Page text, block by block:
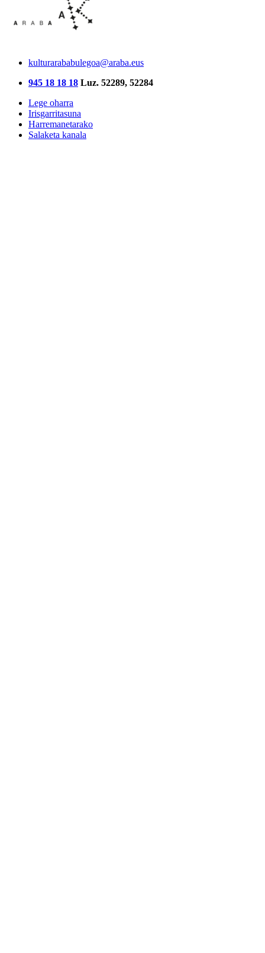
kulturarababulegoa@araba.eus
945 18 18 18 Luz. 52289, 52284
Lege oharra
Irisgarritasuna
Harremanetarako
Salaketa kanala